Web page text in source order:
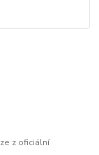
z oficiální